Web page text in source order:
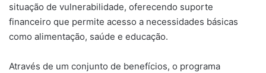
situação de vulnerabilidade, oferecendo suporte
financeiro que permite acesso a necessidades básicas
como alimentação, saúde e educação.
Através de um conjunto de benefícios, o programa